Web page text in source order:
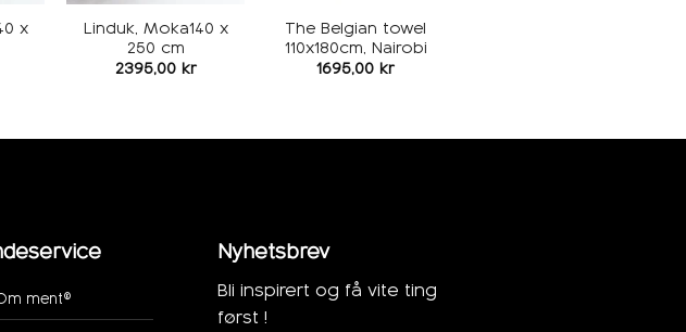
x
Linduk, Moka140 x
250 cm
2395,00 kr
The Belgian towel
110x180cm, Nairobi
1695,00 kr
ment®
Nyhetsbrev
Bli inspirert og få vite ting
først !